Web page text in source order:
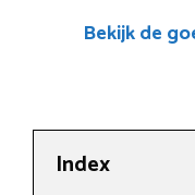
Bekijk de
Index